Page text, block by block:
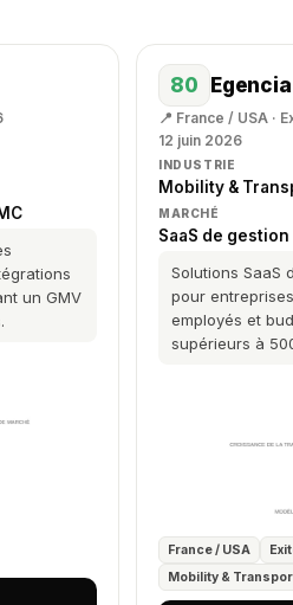
un GMV
80 Egencia
📍 France / USA ·
12 juin 2026
INDUSTRIE
Mobility &
MARCHÉ
SaaS de
Solutions SaaS
pour
employés et
supérieurs à
France / USA
Mobility &